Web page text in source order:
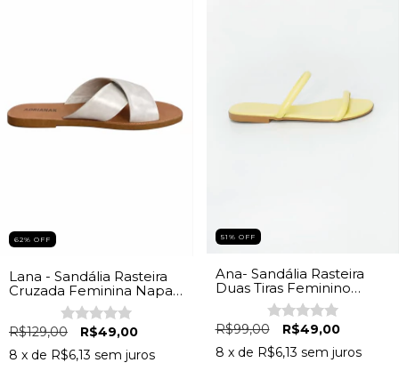
62% OFF
Lana - Sandália Rasteira
Cruzada Feminina Napa
Off White
R$129,00
R$49,00
8 x de R$6,13 sem juros
51 % OFF
Ana- Sandália Rasteira
Duas Tiras Feminino
Amarelo
R$99,00
R$49,00
8 x de R$6,13 sem juros